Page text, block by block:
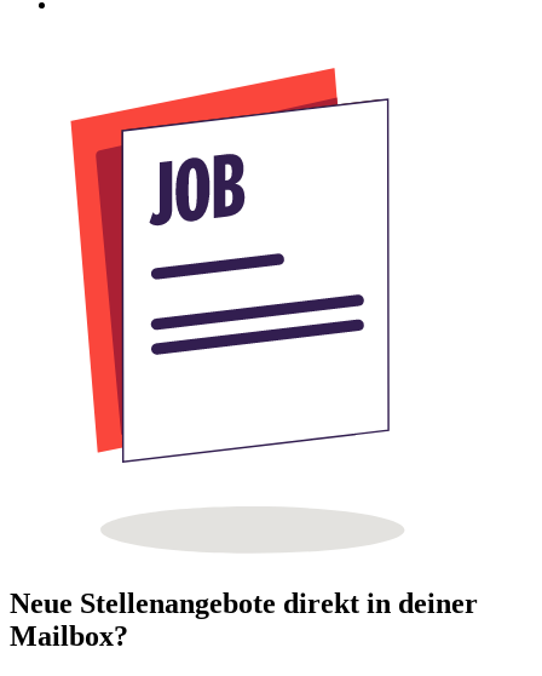
Neue Stellenangebote direkt in deiner
Mailbox?